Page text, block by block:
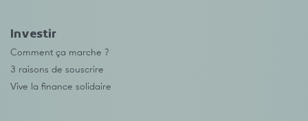
Investir
Comment ça marche ?
3 raisons de souscrire
Vive la finance solidaire